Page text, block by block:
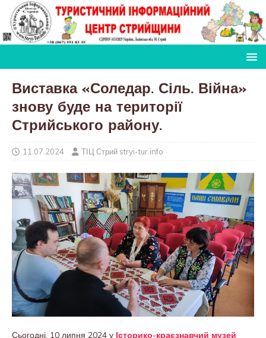
Виставка «Соледар. Сіль. Війна»
знову буде на території
Стрийського району.
11.07.2024 ТІЦ Стрий stryi-tur.info
Сьогодні, 10 липня 2024 у Історико-краєзнавчий музей